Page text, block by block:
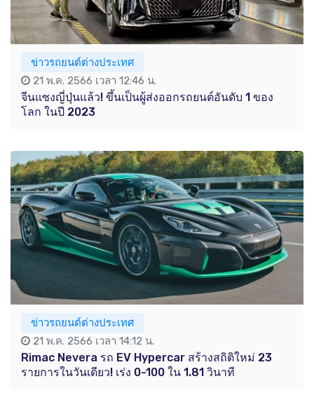
ข่าวรถยนต์ต่างประเทศ
21 พ.ค. 2566 เวลา 12:46 น.
จีนแซงญี่ปุ่นแล้ว! ขึ้นเป็นผู้ส่งออกรถยนต์อันดับ 1 ของ
โลก ในปี 2023
ข่าวรถยนต์ต่างประเทศ
21 พ.ค. 2566 เวลา 14:12 น.
Rimac Nevera รถ EV Hypercar สร้างสถิติใหม่ 23
รายการในวันเดียว! เร่ง 0-100 ใน 1.81 วินาที